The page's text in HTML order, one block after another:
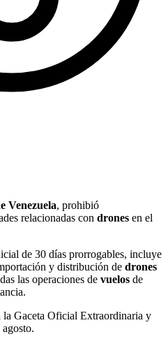
Venezuela, prohibió
relacionadas con drones en el
de 30 días prorrogables, incluye
y distribución de drones
las operaciones de vuelos de
Gaceta Oficial Extraordinaria y